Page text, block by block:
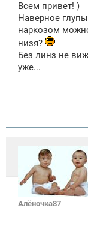
б
щ
н
и
Всем привет! )
Наверное
наркозом
низя?
Без линз не
уже...
Алёночка87